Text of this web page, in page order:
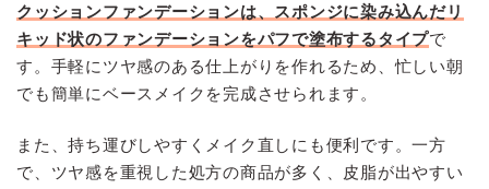
クッションファンデーションは、スポンジに染み込んだリ
キッド状のファンデーションをパフで塗布するタイプで
す。手軽にツヤ感のある仕上がりを作れるため、忙しい朝
でも簡単にベースメイクを完成させられます。
また、持ち運びしやすくメイク直しにも便利です。一方
で、ツヤ感を重視した処方の商品が多く、皮脂が出やすい